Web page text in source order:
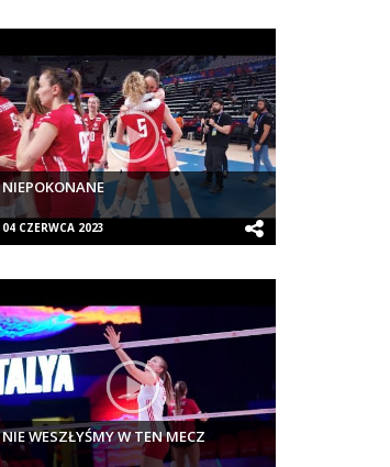
NIEPOKONANE
04 CZERWCA 2023
NIE WESZŁYŚMY W TEN MECZ